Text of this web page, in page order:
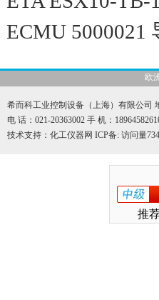
ECMU 5000021
欧
希而科工业控制设备（上海）有限公司
电 话：021-20363002 手 机：
技术支持： 化工仪器网 ICP备: 访问量
推